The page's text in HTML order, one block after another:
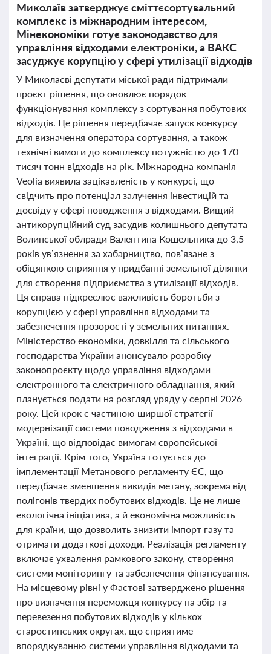
Миколаїв затверджує сміттєсортувальний
комплекс із міжнародним інтересом,
Мінекономіки готує законодавство для
управління відходами електроніки, а ВАКС
засуджує корупцію у сфері утилізації відходів
У Миколаєві депутати міської ради підтримали
проєкт рішення, що оновлює порядок
функціонування комплексу з сортування побутових
відходів. Це рішення передбачає запуск конкурсу
для визначення оператора сортування, а також
технічні вимоги до комплексу потужністю до 170
тисяч тонн відходів на рік. Міжнародна компанія
Veolia виявила зацікавленість у конкурсі, що
свідчить про потенціал залучення інвестицій та
досвіду у сфері поводження з відходами. Вищий
антикорупційний суд засудив колишнього депутата
Волинської облради Валентина Кошельника до 3,5
років ув’язнення за хабарництво, пов’язане з
обіцянкою сприяння у придбанні земельної ділянки
для створення підприємства з утилізації відходів.
Ця справа підкреслює важливість боротьби з
корупцією у сфері управління відходами та
забезпечення прозорості у земельних питаннях.
Міністерство економіки, довкілля та сільського
господарства України анонсувало розробку
законопроєкту щодо управління відходами
електронного та електричного обладнання, який
планується подати на розгляд уряду у серпні 2026
року. Цей крок є частиною ширшої стратегії
модернізації системи поводження з відходами в
Україні, що відповідає вимогам європейської
інтеграції. Крім того, Україна готується до
імплементації Метанового регламенту ЄС, що
передбачає зменшення викидів метану, зокрема від
полігонів твердих побутових відходів. Це не лише
екологічна ініціатива, а й економічна можливість
для країни, що дозволить знизити імпорт газу та
отримати додаткові доходи. Реалізація регламенту
включає ухвалення рамкового закону, створення
системи моніторингу та забезпечення фінансування.
На місцевому рівні у Фастові затверджено рішення
про визначення переможця конкурсу на збір та
перевезення побутових відходів у кількох
старостинських округах, що сприятиме
впорядкуванню системи управління відходами та